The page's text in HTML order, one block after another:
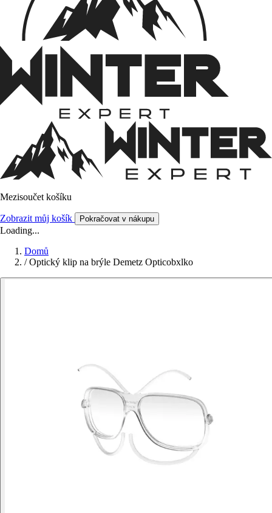
Mezisoučet košíku
Zobrazit můj košík Pokračovat v nákupu
Loading...
Domů
/ Optický klip na brýle Demetz Opticobxlko